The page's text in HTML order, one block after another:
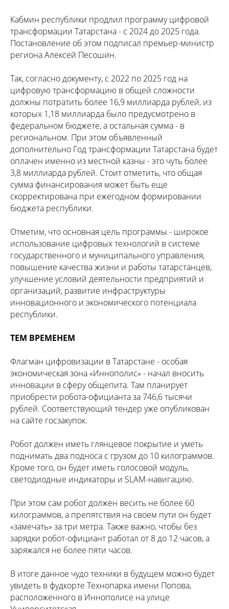
Кабмин республики продлил программу цифровой
трансформации Татарстана - с 2024 до 2025 года.
Постановление об этом подписал премьер-министр
региона Алексей Песошин.
Так, согласно документу, с 2022 по 2025 год на
цифровую трансформацию в общей сложности
должны потратить более 16,9 миллиарда рублей, из
которых 1,18 миллиарда было предусмотрено в
федеральном бюджете, а остальная сумма - в
региональном. При этом объявленный
дополнительно Год трансформации Татарстана будет
оплачен именно из местной казны - это чуть более
3,8 миллиарда рублей. Стоит отметить, что общая
сумма финансирования может быть еще
скорректирована при ежегодном формировании
бюджета республики.
Отметим, что основная цель программы - широкое
использование цифровых технологий в системе
государственного и муниципального управления,
повышение качества жизни и работы татарстанцев,
улучшение условий деятельности предприятий и
организаций, развитие инфраструктуры
инновационного и экономического потенциала
республики.
ТЕМ ВРЕМЕНЕМ
Флагман цифровизации в Татарстане - особая
экономическая зона «Иннополис» - начал вносить
инновации в сферу общепита. Там планирует
приобрести робота-официанта за 746,6 тысячи
рублей. Соответствующий тендер уже опубликован
на сайте госзакупок.
Робот должен иметь глянцевое покрытие и уметь
поднимать два подноса с грузом до 10 килограммов.
Кроме того, он будет иметь голосовой модуль,
светодиодные индикаторы и SLAM-навигацию.
При этом сам робот должен весить не более 60
килограммов, а препятствия на своем пути он будет
«замечать» за три метра. Также важно, чтобы без
зарядки робот-официант работал от 8 до 12 часов, а
заряжался не более пяти часов.
В итоге данное чудо техники в будущем можно будет
увидеть в фудкорте Технопарка имени Попова,
расположенного в Иннополисе на улице